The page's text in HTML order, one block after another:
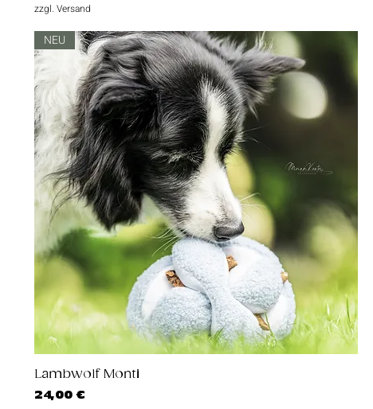
zzgl. Versand
NEU
Lambwolf Monti
Preis
24,00 €